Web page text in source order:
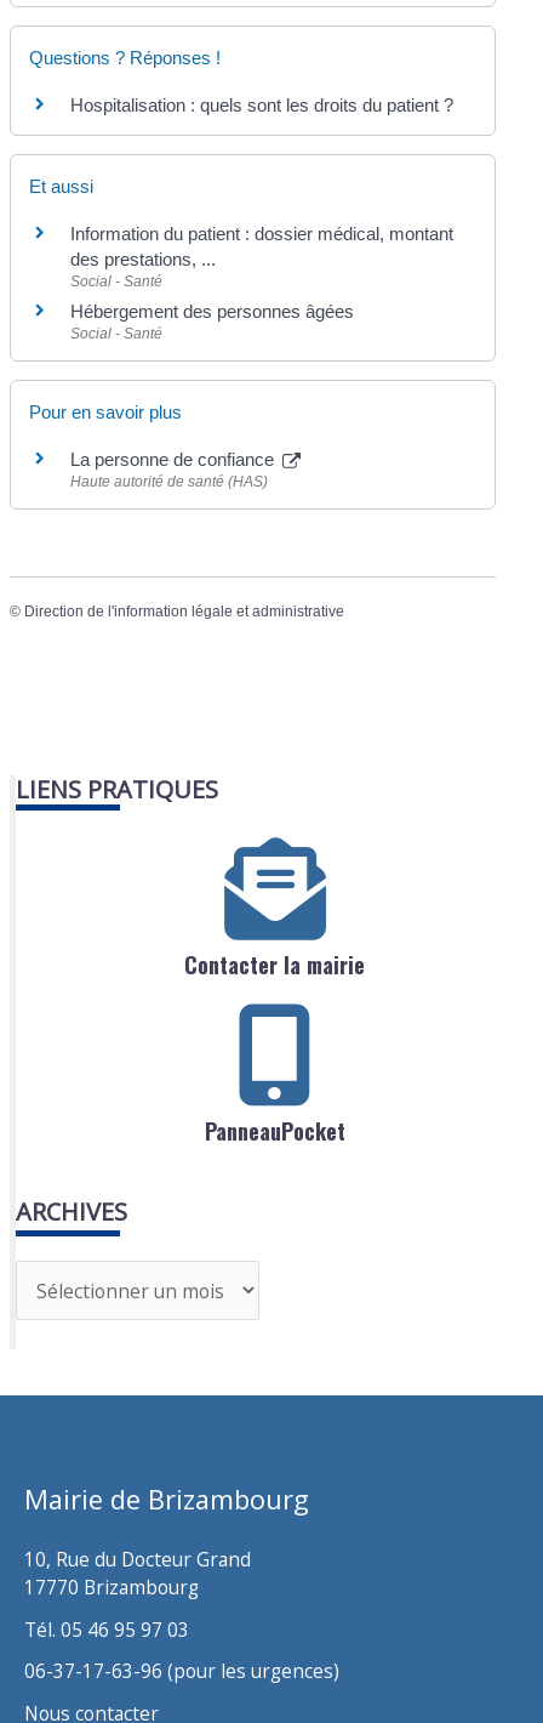
Questions ? Réponses !
Hospitalisation : quels sont les droits du patient ?
Et aussi
Information du patient : dossier médical, montant
des prestations, ...
Social - Santé
Hébergement des personnes âgées
Social - Santé
Pour en savoir plus
La personne de confiance
Haute autorité de santé (HAS)
© Direction de l'information légale et administrative
LIENS PRATIQUES
Contacter la mairie
PanneauPocket
ARCHIVES
r
h
Mairie de Brizambourg
10, Rue du Docteur Grand
17770 Brizambourg
Tél. 05 46 95 97 03
06-37-17-63-96 (pour les urgences)
Nous contacter